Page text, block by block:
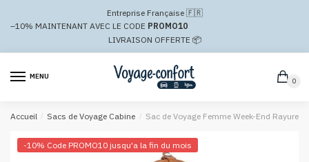
navigation
Entreprise Française 🇫🇷
–10% MAINTENANT AVEC LE CODE PROMO10
LIVRAISON OFFERTE 📦
MENU
0
Accueil / Sacs de Voyage Cabine / Sac de Voyage Femme Week-End Rayures
-10% Code PROMO10 jusqu'a la fin du mois